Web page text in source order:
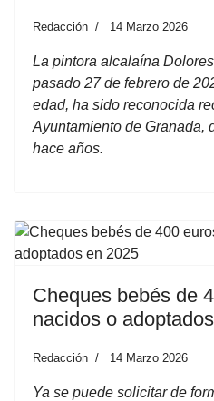
Redacción 14 Marzo 2026
La pintora alcalaína
pasado 27 de febrero de
edad, ha sido reconocida
Ayuntamiento de Granada,
hace años.
Cheques bebés de
nacidos o
Redacción 14 Marzo 2026
Ya se puede solicitar de